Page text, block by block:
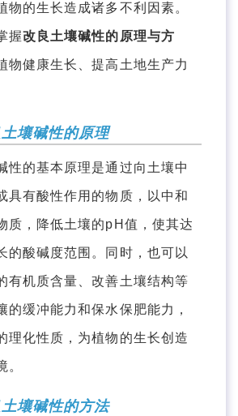
物的生长造成诸多不利因素。
握改良土壤碱性的原理与方
物健康生长、提高土地生产力
壤碱性的原理
的基本原理是通过向土壤中
具有酸性作用的物质，以中和
质，降低土壤的pH值，使其达
的酸碱度范围。同时，也可以
有机质含量、改善土壤结构等
的缓冲能力和保水保肥能力，
理化性质，为植物的生长创造
。
壤碱性的方法